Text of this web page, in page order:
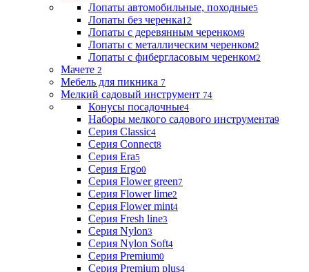
Лопаты автомобильные, походные5
Лопаты без черенка12
Лопаты с деревянным черенком9
Лопаты с металлическим черенком2
Лопаты с фибергласовым черенком2
Мачете 2
Мебель для пикника 7
Мелкий садовый инструмент 74
Конусы посадочные4
Наборы мелкого садового инструмента9
Серия Classic4
Серия Connect8
Серия Era5
Серия Ergo0
Серия Flower green7
Серия Flower lime2
Серия Flower mint4
Серия Fresh line3
Серия Nylon3
Серия Nylon Soft4
Серия Premium0
Серия Premium plus4